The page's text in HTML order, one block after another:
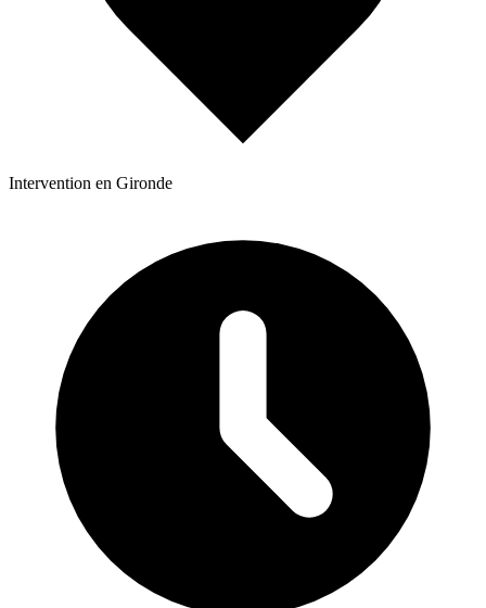
Intervention en Gironde